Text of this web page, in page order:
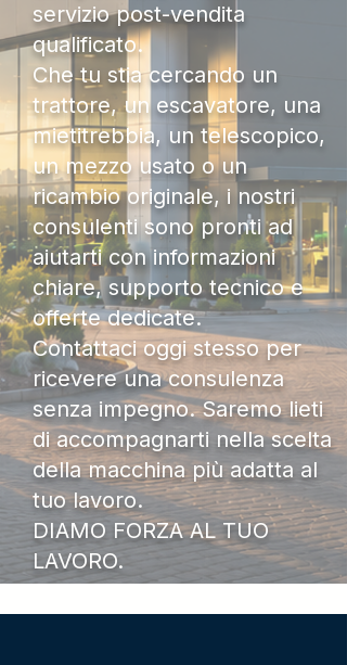
servizio post-vendita
qualificato.
Che tu stia cercando un
trattore, un escavatore, una
mietitrebbia, un telescopico,
un mezzo usato o un
ricambio originale, i nostri
consulenti sono pronti ad
aiutarti con informazioni
chiare, supporto tecnico e
offerte dedicate.
Contattaci oggi stesso per
ricevere una consulenza
senza impegno. Saremo lieti
di accompagnarti nella scelta
della macchina più adatta al
tuo lavoro.
DIAMO FORZA AL TUO
LAVORO.